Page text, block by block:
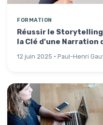
FORMATION
Réussir le
la Clé d'une Narration
12 juin 2025 · Paul-Henri